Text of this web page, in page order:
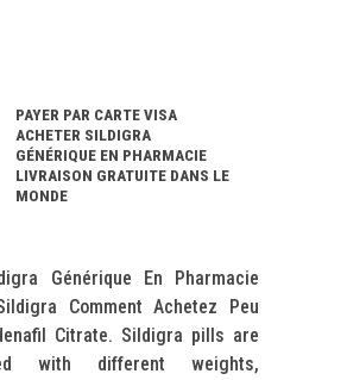
PAYER PAR CARTE VISA
ACHETER SILDIGRA
GÉNÉRIQUE EN PHARMACIE
LIVRAISON GRATUITE DANS LE
MONDE
Générique En Pharmacie
Comment Achetez Peu
Citrate. Sildigra pills are
with different weights,